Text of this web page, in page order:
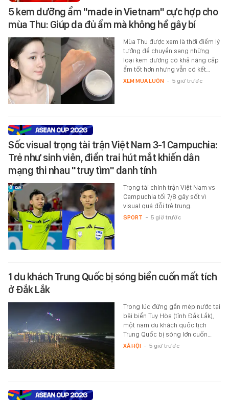
5 kem dưỡng ẩm "made in Vietnam" cực hợp cho
mùa Thu: Giúp da đủ ẩm mà không hề gây bí
Mùa Thu được xem là thời điểm lý
tưởng để chuyển sang những
loại kem dưỡng có khả năng cấp
ẩm tốt hơn nhưng vẫn có kết…
XEM MUA LUÔN - 5 giờ trước
Sốc visual trọng tài trận Việt Nam 3-1 Campuchia:
Trẻ như sinh viên, điển trai hút mắt khiến dân
mạng thi nhau "truy tìm" danh tính
Trọng tài chính trận Việt Nam vs
Campuchia tối 7/8 gây sốt vì
visual quá đỗi trẻ trung.
SPORT - 5 giờ trước
1 du khách Trung Quốc bị sóng biển cuốn mất tích
ở Đắk Lắk
Trong lúc đứng gần mép nước tại
bãi biển Tuy Hòa (tỉnh Đắk Lắk),
một nam du khách quốc tịch
Trung Quốc bị sóng lớn cuốn…
XÃ HỘI - 5 giờ trước